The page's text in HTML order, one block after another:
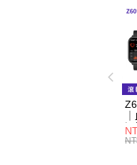
通